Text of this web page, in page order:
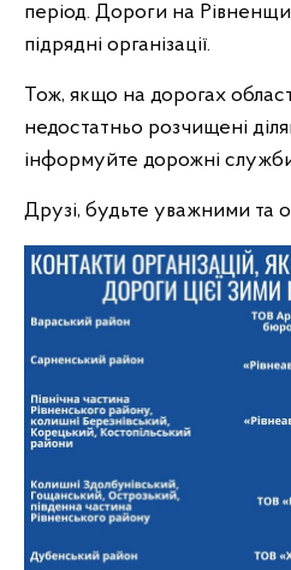
період. Дороги на
підрядні організації.
Тож, якщо на дорогах
недостатньо розчищені
інформуйте дорожні
Друзі, будьте уважними та